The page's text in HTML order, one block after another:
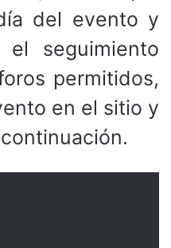
del evento y
seguimiento
permitidos,
en el sitio y